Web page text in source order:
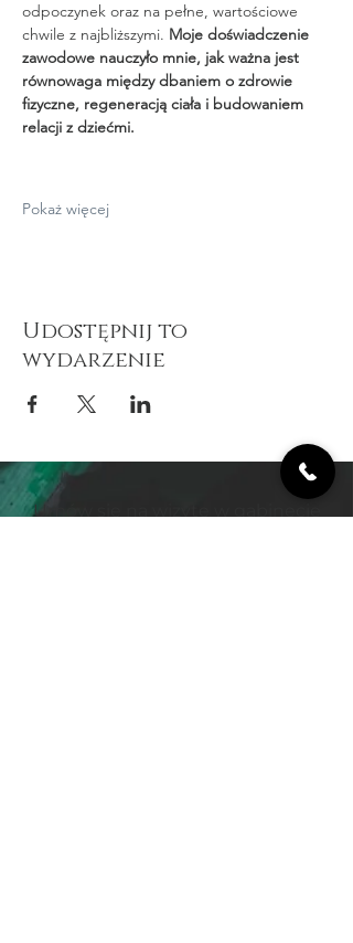
odpoczynek oraz na pełne, wartościowe
chwile z najbliższymi. Moje doświadczenie
zawodowe nauczyło mnie, jak ważna jest
równowaga między dbaniem o zdrowie
fizyczne, regeneracją ciała i budowaniem
relacji z dziećmi.
Pokaż więcej
Udostępnij to
wydarzenie
Umów się na wizytę w gabinecie